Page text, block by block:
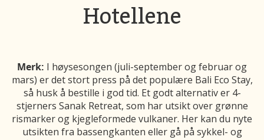
Hotellene
Merk: I høysesongen (juli-september og februar og
mars) er det stort press på det populære Bali Eco Stay,
så husk å bestille i god tid. Et godt alternativ er 4-
stjerners Sanak Retreat, som har utsikt over grønne
rismarker og kjegleformede vulkaner. Her kan du nyte
utsikten fra bassengkanten eller gå på sykkel- og